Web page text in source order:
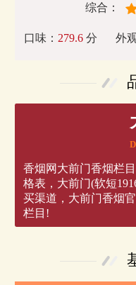
综合：
口味： 279.6分 外
香烟网大前门香烟栏
格表，大前门(软短
买渠道，大前门香烟
栏目!